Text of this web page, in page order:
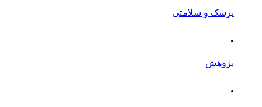
پزشک و سلامتی
.
پژوهش
.